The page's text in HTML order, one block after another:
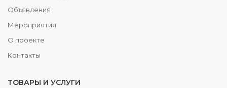
Объявления
Мероприятия
О проекте
Контакты
ТОВАРЫ И УСЛУГИ